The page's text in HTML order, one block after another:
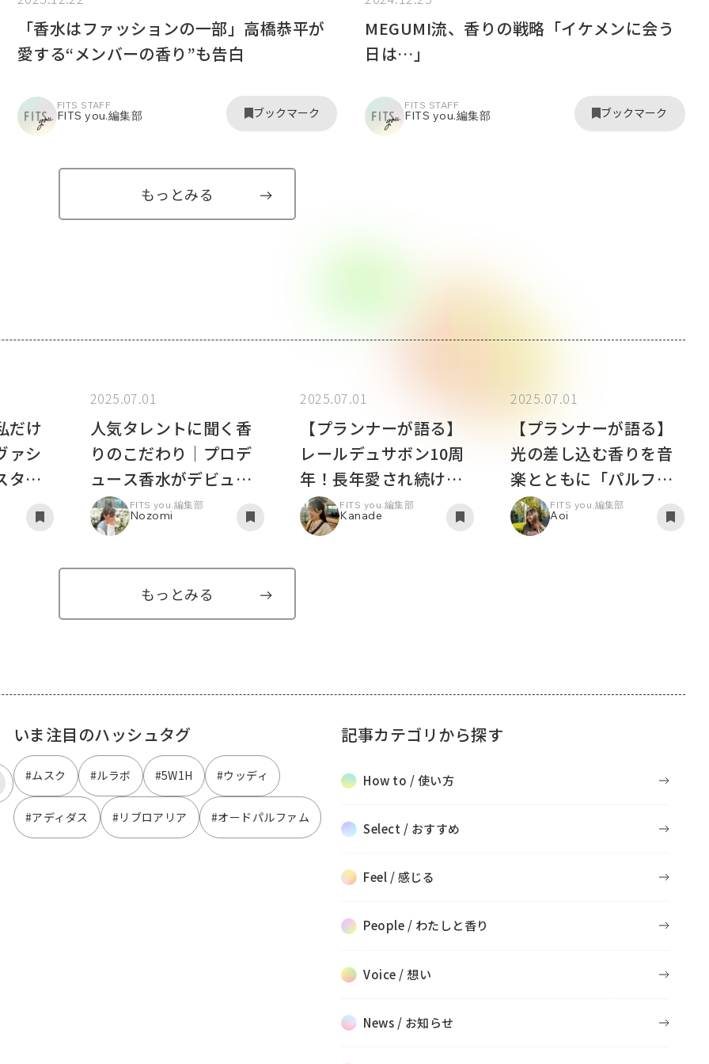
「香水はファッションの一部」高橋恭平が
愛する“メンバーの香り”も告白
FITS STAFF
FITS you.編集部 ブックマーク
MEGUMI流、香りの戦略「イケメンに会う
日は…」
FITS STAFF
FITS you.編集部 ブックマーク
もっとみる
だけ
ァシ
タイ
ビュ
2025.07.01
人気タレントに聞く香
りのこだわり｜プロデ
ュース香水がデビュ
ー！
FITS you.編集部
Nozomi
2025.07.01
【プランナーが語る】
レールデュサボン10周
年！長年愛され続ける
理由とはFITS you.編集部
Kanade
2025.07.01
【プランナーが語る】
光の差し込む香りを音
楽とともに「パルファ
チューン 第三弾」
FITS you.編集部
Aoi
もっとみる
いま注目のハッシュタグ
#ムスク #ルラボ #5W1H #ウッディ
#アディダス #リブロアリア #オードパルファム
記事カテゴリから探す
How to / 使い方
Select / おすすめ
Feel / 感じる
People / わたしと香り
Voice / 想い
News / お知らせ